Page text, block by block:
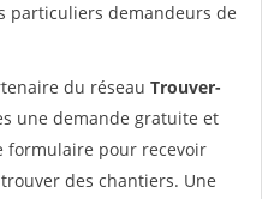
particuliers demandeurs de
du réseau Trouver-
une demande gratuite et
formulaire pour recevoir
des chantiers. Une